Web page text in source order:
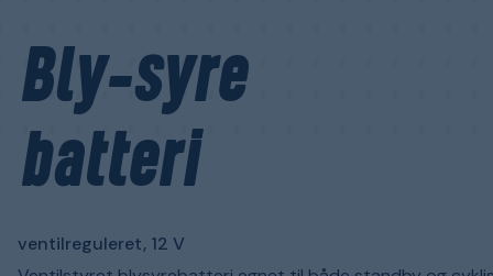
Bly-syre
batteri
ventilreguleret, 12 V